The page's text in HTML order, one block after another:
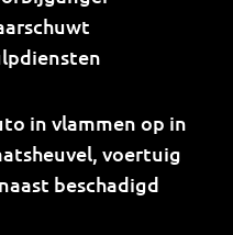
in vlammen op in
voertuig
beschadigd